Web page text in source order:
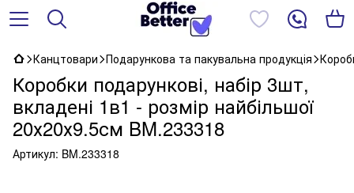
Канцтовари Подарункова та пакувальна продукція
Коробки подарункові, набір 3шт,
вкладені 1в1 - розмір найбільшої
20х20х9.5см BM.233318
Артикул: BM.233318